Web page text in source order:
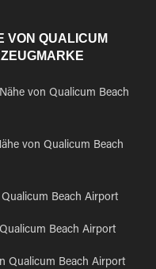
VON QUALICUM
von Qualicum Beach
von Qualicum Beach
Beach Airport
Beach Airport
Qualicum Beach Airport